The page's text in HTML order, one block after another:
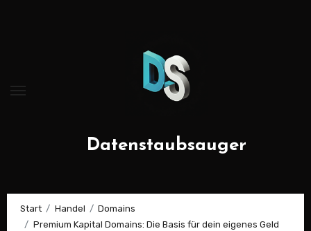
Datenstaubsauger
Start Handel
Domains
Premium Kapital Domains: Die Basis für dein eigenes Geld